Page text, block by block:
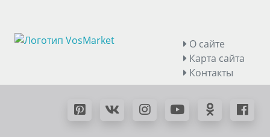
О сайте
Карта сайта
Контакты